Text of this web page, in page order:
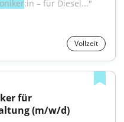
:in – für Diesel..."
Vollzeit
für
(m/w/d)